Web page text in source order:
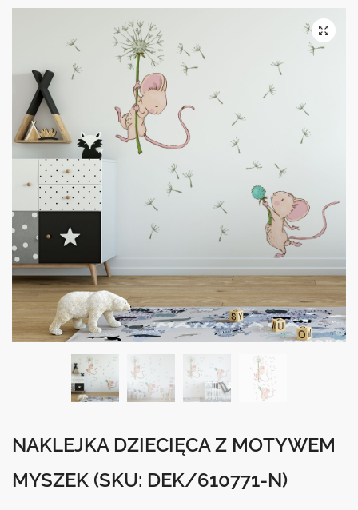
NAKLEJKA DZIECIĘCA Z MOTYWEM
MYSZEK (SKU: DEK/610771-N)